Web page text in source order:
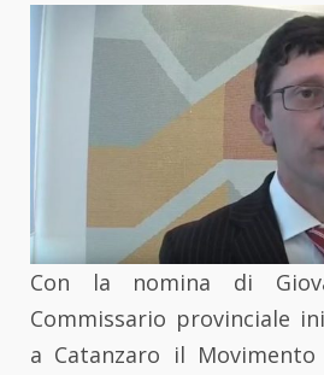
Con la nomina di
Commissario provinciale
a Catanzaro il